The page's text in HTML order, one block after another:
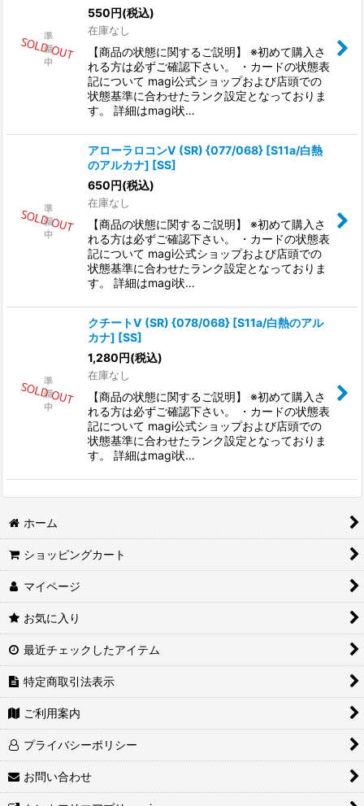
550円(税込)
在庫なし
【商品の状態に関するご説明】 ※初めて購入さ
れる方は必ずご確認下さい。 ・カードの状態表
記について magi公式ショップおよび店頭での
状態基準に合わせたランク設定となっておりま
す。 詳細はmagi状…
アローラロコンV (SR) {077/068} [S11a/白熱
のアルカナ] [SS]
650円(税込)
在庫なし
【商品の状態に関するご説明】 ※初めて購入さ
れる方は必ずご確認下さい。 ・カードの状態表
記について magi公式ショップおよび店頭での
状態基準に合わせたランク設定となっておりま
す。 詳細はmagi状…
クチートV (SR) {078/068} [S11a/白熱のアル
カナ] [SS]
1,280円(税込)
在庫なし
【商品の状態に関するご説明】 ※初めて購入さ
れる方は必ずご確認下さい。 ・カードの状態表
記について magi公式ショップおよび店頭での
状態基準に合わせたランク設定となっておりま
す。 詳細はmagi状…
ホーム
ショッピングカート
マイページ
お気に入り
最近チェックしたアイテム
特定商取引法表示
ご利用案内
プライバシーポリシー
お問い合わせ